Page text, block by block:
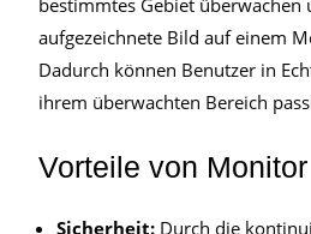
bestimmtes Gebiet überwachen
aufgezeichnete Bild auf einem
Dadurch können Benutzer in
ihrem überwachten Bereich
Vorteile von
Sicherheit: Durch die